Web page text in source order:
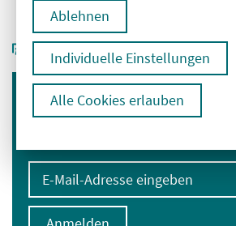
Ablehnen
Individuelle Einstellungen
Alle Cookies erlauben
Immer informiert bleiben
E-Mail-Adresse eingeben